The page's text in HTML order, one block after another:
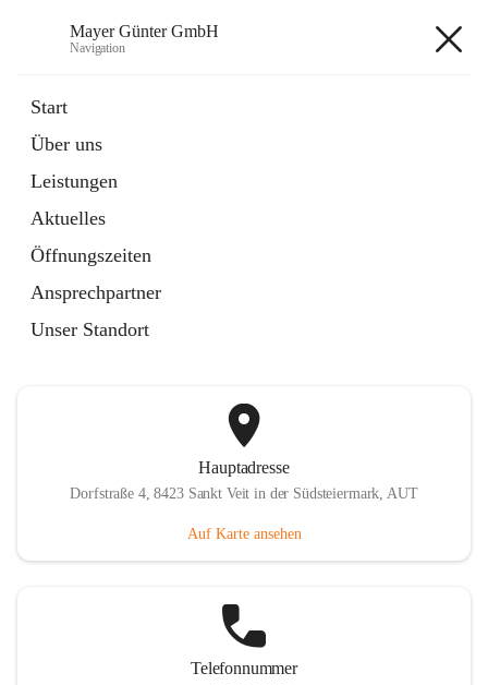
Mayer Günter GmbH
Navigation
Start
Über uns
Leistungen
Aktuelles
Öffnungszeiten
Ansprechpartner
Unser Standort
Artikel
in
Tab
TRANSPORTE
Artikel
öffnet
in
neuem
Tab
Hauptadresse
Dorfstraße 4, 8423 Sankt Veit in der Südsteiermark, AUT
Auf Karte ansehen
Telefonnummer